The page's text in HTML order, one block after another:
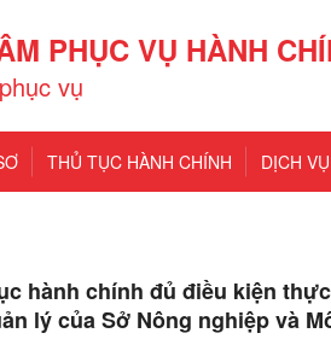
PHỤC VỤ HÀNH
vụ
THỦ TỤC HÀNH CHÍNH DỊCH
hành chính đủ điều kiện
lý của Sở Nông nghiệp và